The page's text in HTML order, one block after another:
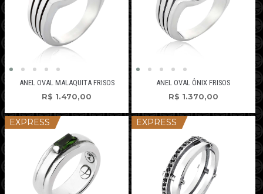
ANEL OVAL MALAQUITA FRISOS
R$ 1.470,00
ANEL OVAL ÔNIX FRISOS
R$ 1.370,00
EXPRESS EXPRESS